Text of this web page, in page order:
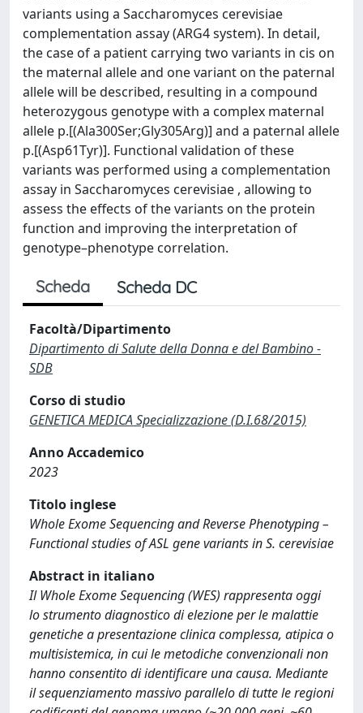
variants using a Saccharomyces cerevisiae
complementation assay (ARG4 system). In detail,
the case of a patient carrying two variants in cis on
the maternal allele and one variant on the paternal
allele will be described, resulting in a compound
heterozygous genotype with a complex maternal
allele p.[(Ala300Ser;Gly305Arg)] and a paternal allele
p.[(Asp61Tyr)]. Functional validation of these
variants was performed using a complementation
assay in Saccharomyces cerevisiae , allowing to
assess the effects of the variants on the protein
function and improving the interpretation of
genotype–phenotype correlation.
Scheda Scheda DC
Facoltà/Dipartimento
Dipartimento di Salute della Donna e del Bambino -
SDB
Corso di studio
GENETICA MEDICA Specializzazione (D.I.68/2015)
Anno Accademico
2023
Titolo inglese
Whole Exome Sequencing and Reverse Phenotyping –
Functional studies of ASL gene variants in S. cerevisiae
Abstract in italiano
Il Whole Exome Sequencing (WES) rappresenta oggi
lo strumento diagnostico di elezione per le malattie
genetiche a presentazione clinica complessa, atipica o
multisistemica, in cui le metodiche convenzionali non
hanno consentito di identificare una causa. Mediante
il sequenziamento massivo parallelo di tutte le regioni